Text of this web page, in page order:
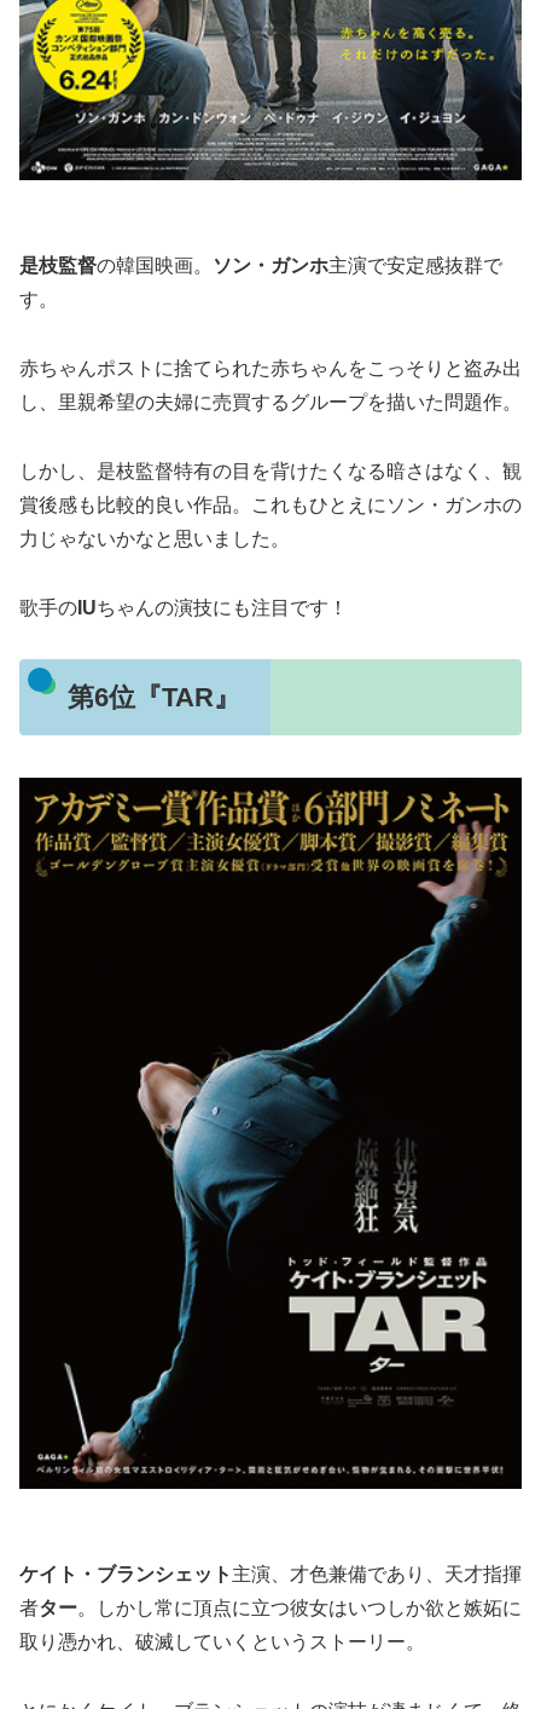
是枝監督の韓国映画。 ソン・ガンホ主演で安定感抜群で
す。
赤ちゃんポストに捨てられた赤ちゃんをこっそりと盗み出
し、里親希望の夫婦に売買するグループを描いた問題作。
しかし、是枝監督特有の目を背けたくなる暗さはなく、観
賞後感も比較的良い作品。これもひとえにソン・ガンホの
力じゃないかなと思いました。
歌手の IUちゃんの演技にも注目です！
第6位『TAR』
ケイト・ブランシェット 主演、才色兼備であり、天才指揮
者ター。しかし常に頂点に立つ彼女はいつしか欲と嫉妬に
取り憑かれ、破滅していくというストーリー。